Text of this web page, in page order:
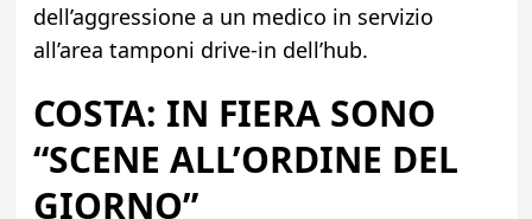
dell’aggressione a un medico in servizio
all’area tamponi drive-in dell’hub.
COSTA: IN FIERA SONO
“SCENE ALL’ORDINE DEL
GIORNO”